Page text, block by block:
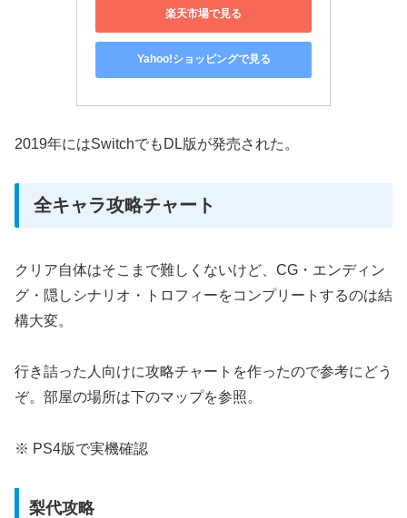
楽天市場で見る
Yahoo!ショッピングで見る
2019年にはSwitchでもDL版が発売された。
全キャラ攻略チャート
クリア自体はそこまで難しくないけど、CG・エンディン
グ・隠しシナリオ・トロフィーをコンプリートするのは結
構大変。
行き詰った人向けに攻略チャートを作ったので参考にどう
ぞ。部屋の場所は下のマップを参照。
※ PS4版で実機確認
梨代攻略